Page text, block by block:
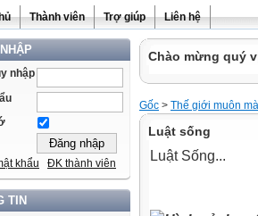
Thành viên Trợ giúp Liên hệ
nhập
khẩu ĐK thành viên
TIN
Chào mừng quý
Gốc > Thế giới muôn
Luật sống
Luật Sống...